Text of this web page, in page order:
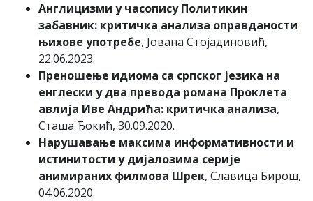
Англицизми у часопису Политикин
забавник: критичка анализа оправданости
њихове употребе, Јована Стојадиновић,
22.06.2023.
Преношење идиома са српског језика на
енглески у два превода романа Проклета
авлија Иве Андрића: критичка анализа,
Сташа Ђокић, 30.09.2020.
Нарушавање максима информативности и
истинитости у дијалозима серије
анимираних филмова Шрек, Славица Бирош,
04.06.2020.